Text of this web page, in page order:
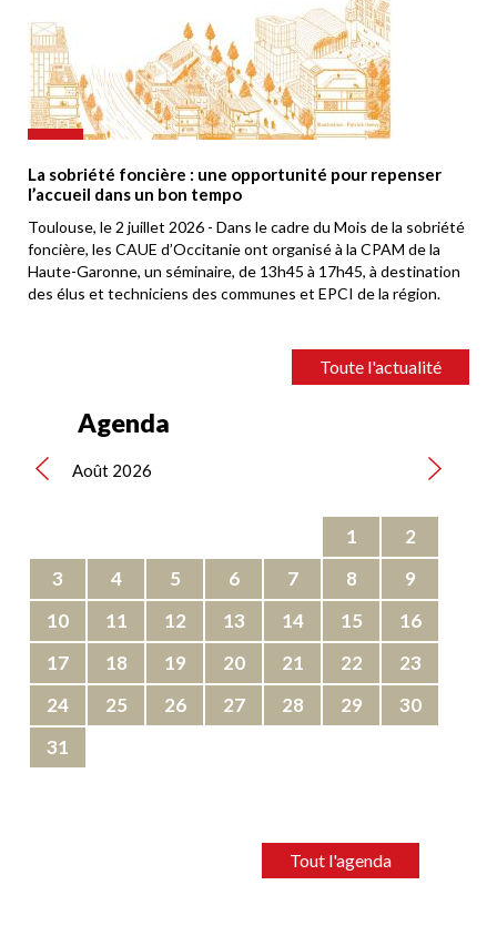
La sobriété foncière : une opportunité pour repenser
l’accueil dans un bon tempo
Toulouse, le 2 juillet 2026 - Dans le cadre du Mois de la sobriété
foncière, les CAUE d’Occitanie ont organisé à la CPAM de la
Haute-Garonne, un séminaire, de 13h45 à 17h45, à destination
des élus et techniciens des communes et EPCI de la région.
Toute l'actualité
Agenda
Août 2026
1
2
3
4 5 6 7 8
9
10
11 12 13 14 15
16
17
18 19 20 21 22
23
24
25 26 27 28 29
30
31
Tout l'agenda